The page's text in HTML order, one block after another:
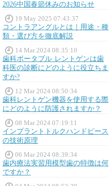
2026中国春節休みのお知らせ
19 May 2025 07:43:37
コントラアングルとは｜用途・種
類・選び方を徹底解説
14 Mar 2024 08:35:10
歯科ポータブル レントゲンは歯
科医の診断にどのように役立ちま
すか?
12 Mar 2024 08:50:34
歯科レントゲン機器を使用する際
にどのように防護されますか？
08 Mar 2024 07:19:11
インプラントトルクハンドピース
の技術原理
06 Mar 2024 08:39:34
歯内療法実習用模型歯の特徴は何
ですか？